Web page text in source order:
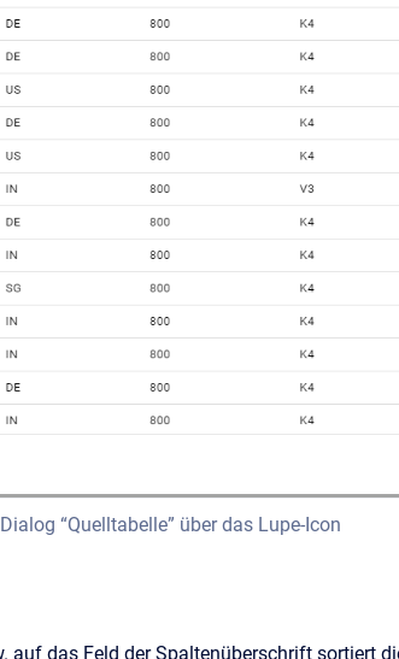
“Quelltabelle” über das Lupe-Icon
das Feld der Spaltenüberschrift sortiert